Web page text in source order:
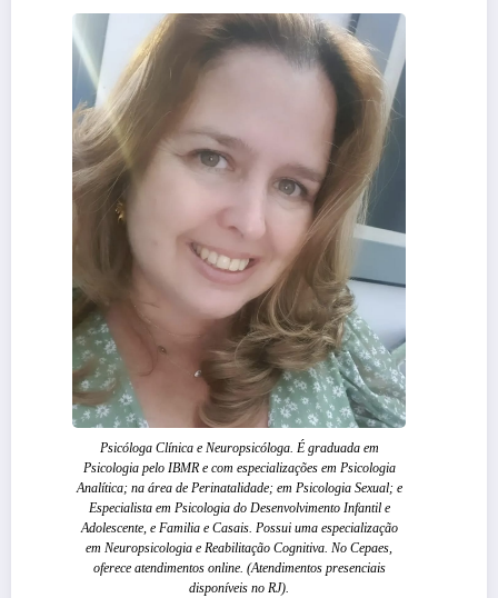
Psicóloga Clínica e Neuropsicóloga. É graduada em
Psicologia pelo IBMR e com especializações em Psicologia
Analítica; na área de Perinatalidade; em Psicologia Sexual; e
Especialista em Psicologia do Desenvolvimento Infantil e
Adolescente, e Familia e Casais. Possui uma especialização
em Neuropsicologia e Reabilitação Cognitiva. No Cepaes,
oferece atendimentos online. (Atendimentos presenciais
disponíveis no RJ).